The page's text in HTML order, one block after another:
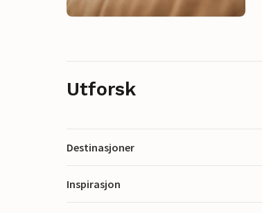
Utforsk
Destinasjoner
Inspirasjon